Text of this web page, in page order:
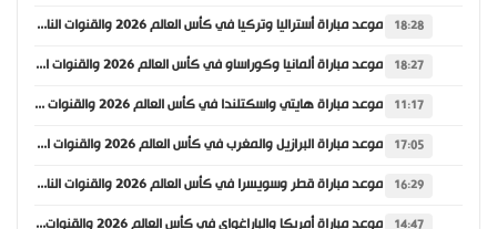
18:28 موعد مباراة أستراليا وتركيا في كأس العالم 2026 والقنوات الناقلة
18:27 موعد مباراة ألمانيا وكوراساو في كأس العالم 2026 والقنوات الناقلة
11:17 موعد مباراة هايتي واسكتلندا في كأس العالم 2026 والقنوات الناقلة
17:05 موعد مباراة البرازيل والمغرب في كأس العالم 2026 والقنوات الناقلة
16:29 موعد مباراة قطر وسويسرا في كأس العالم 2026 والقنوات الناقلة